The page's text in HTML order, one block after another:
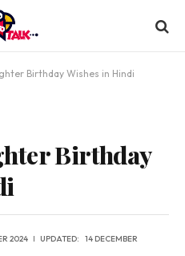
Birthday Wishes in Hindi
Birthday
2024 UPDATED: 14 DECEMBER